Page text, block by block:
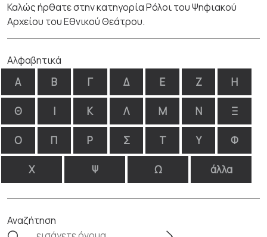
Καλώς ήρθατε στην κατηγορία Ρόλοι του Ψηφιακού
Αρχείου του Εθνικού Θεάτρου.
Αλφαβητικά
Α Β Γ Δ Ε Ζ Η
Θ Ι Κ Λ Μ Ν Ξ
Ο Π Ρ Σ Τ Υ Φ
Χ Ψ Ω άλλα
Αναζήτηση